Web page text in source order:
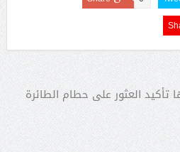
تأكيد العثور على حطام الطائرة